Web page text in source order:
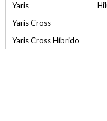
Yaris
Yaris Cross
Yaris Cross Híbrido